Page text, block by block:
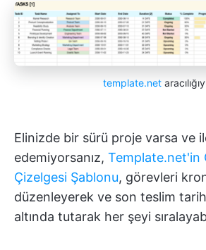
template.net
Elinizde bir sürü proje varsa ve
edemiyorsanız, Template.net'in
Çizelgesi Şablonu, görevleri
düzenleyerek ve son teslim
altında tutarak her şeyi